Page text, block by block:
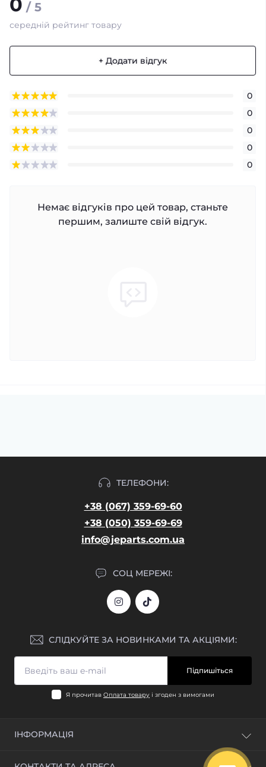
/ 5
середній рейтинг товару
+ Додати відгук
0
0
0
0
0
Немає відгуків про цей товар, станьте
першим, залиште свій відгук.
ТЕЛЕФОНИ:
+38 (067) 359-69-60
+38 (050) 359-69-69
info@jeparts.com.ua
СОЦ МЕРЕЖІ:
СЛІДКУЙТЕ ЗА НОВИНКАМИ ТА АКЦІЯМИ:
Підпишіться
Я прочитав Оплата товару і згоден з вимогами
ІНФОРМАЦІЯ